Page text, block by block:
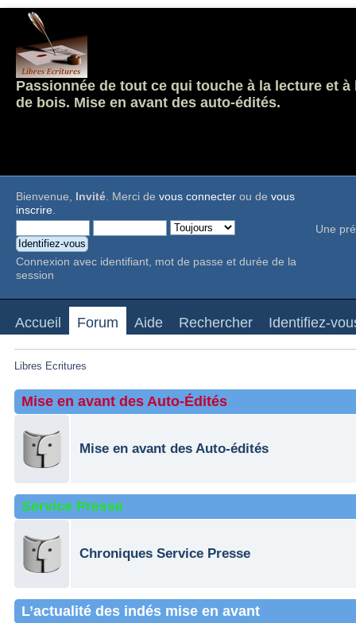
Passionnée de tout ce qui touche à la lecture et
de bois. Mise en avant des auto-édités.
Bienvenue, Invité. Merci de vous connecter ou de vous
inscrire.
Connexion avec identifiant, mot de passe et durée de la
session
Une
Accueil Forum Aide Rechercher Identifiez-
Libres Ecritures
Mise en avant des Auto-Édités
Mise en avant des Auto-édités
Service Presse
Chroniques Service Presse
L’actualité des indés mise en avant